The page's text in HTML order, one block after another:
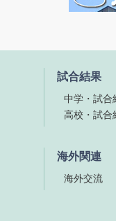
試合結果
中学・試合
高校・試合
海外関連
海外交流